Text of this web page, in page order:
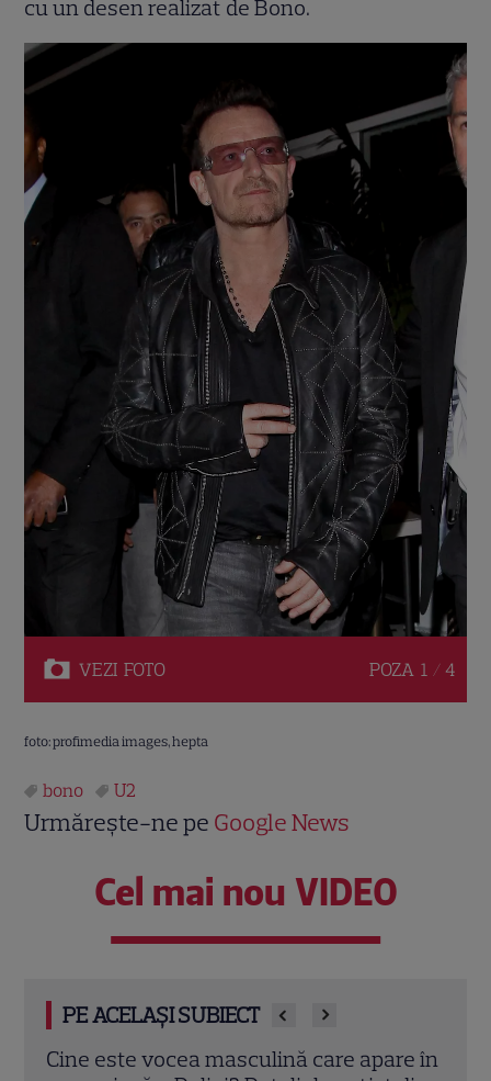
cu un desen realizat de Bono.
VEZI FOTO POZA 1 / 4
foto: profimedia images, hepta
bono U2
Urmărește-ne pe Google News
Cel mai nou VIDEO
PE ACELAȘI SUBIECT
care apare în Smiley, Alex Velea și